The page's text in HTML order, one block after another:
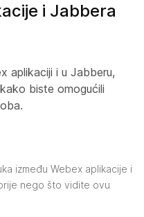
i Jabbera
aplikaciji i u Jabberu,
biste omogućili
između Webex aplikacije i
nego što vidite ovu